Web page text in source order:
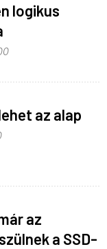
logikus
az alap
az
a SSD-